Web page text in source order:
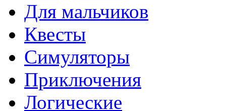
Для мальчиков
Квесты
Симуляторы
Приключения
Логические